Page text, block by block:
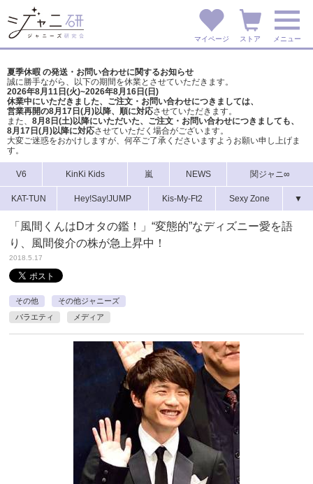
マイページ ストア メニュー
夏季休暇 の発送・お問い合わせに関するお知らせ
誠に勝手ながら、以下の期間を休業とさせていただきます。
2026年8月11日(火)~2026年8月16日(日)
休業中にいただきました、ご注文・お問い合わせにつきましては、
営業再開の8月17日(月)以降、順に対応させていただきます。
また、 8月8日(土)以降にいただいた、ご注文・ お問い合わせにつきましても、
8月17日(月)以降に対応させていただく場合がございます。
大変ご迷惑をおかけしますが、 何卒ご了承くださいますようお願い申し上げま
す。
V6 KinKi Kids 嵐 NEWS 関ジャニ∞
KAT-TUN Hey!Say!JUMP Kis-My-Ft2 Sexy Zone ▼
「風間くんはDオタの鑑！」“変態的”なディズニー愛を語
り、風間俊介の株が急上昇中！
2018.5.17
その他
その他ジャニーズ
バラエティ
メディア